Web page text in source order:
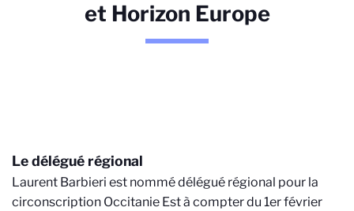
et Horizon Europe
Le délégué régional
Laurent Barbieri est nommé délégué régional pour la
circonscription Occitanie Est à compter du 1er février